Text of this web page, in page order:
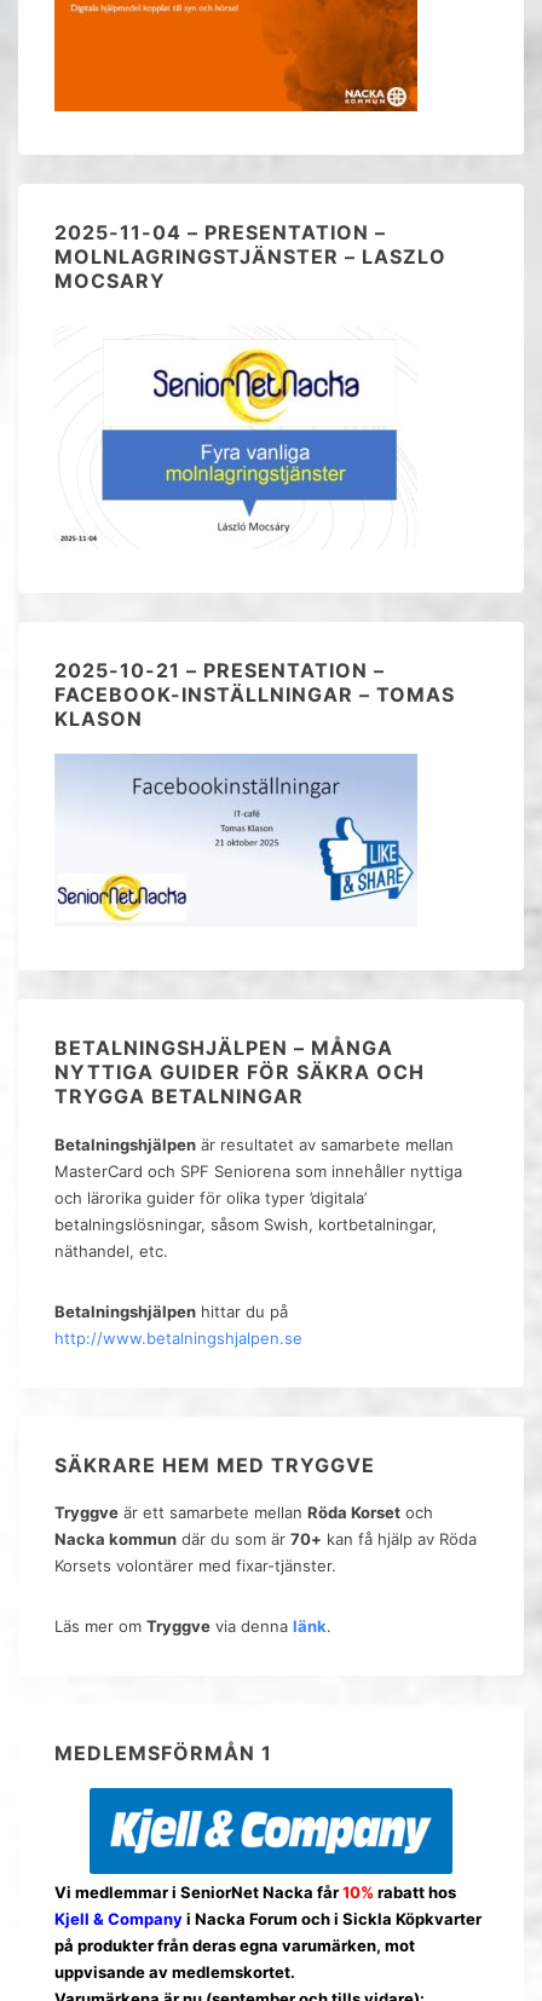
2025-11-04 – PRESENTATION –
MOLNLAGRINGSTJÄNSTER – LASZLO
MOCSARY
2025-10-21 – PRESENTATION –
FACEBOOK-INSTÄLLNINGAR – TOMAS
KLASON
BETALNINGSHJÄLPEN – MÅNGA
NYTTIGA GUIDER FÖR SÄKRA OCH
TRYGGA BETALNINGAR
Betalningshjälpen är resultatet av samarbete mellan
MasterCard och SPF Seniorena som innehåller nyttiga
och lärorika guider för olika typer ’digitala’
betalningslösningar, såsom Swish, kortbetalningar,
näthandel, etc.
Betalningshjälpen hittar du på
http://www.betalningshjalpen.se
SÄKRARE HEM MED TRYGGVE
Tryggve är ett samarbete mellan Röda Korset och
Nacka kommun där du som är 70+ kan få hjälp av Röda
Korsets volontärer med fixar-tjänster.
Läs mer om Tryggve via denna länk.
MEDLEMSFÖRMÅN 1
Vi medlemmar i SeniorNet Nacka får10% rabatt hos
Kjell & Companyi Nacka Forum och i Sickla Köpkvarter
på produkter från deras egna varumärken, mot
uppvisande av medlemskortet.